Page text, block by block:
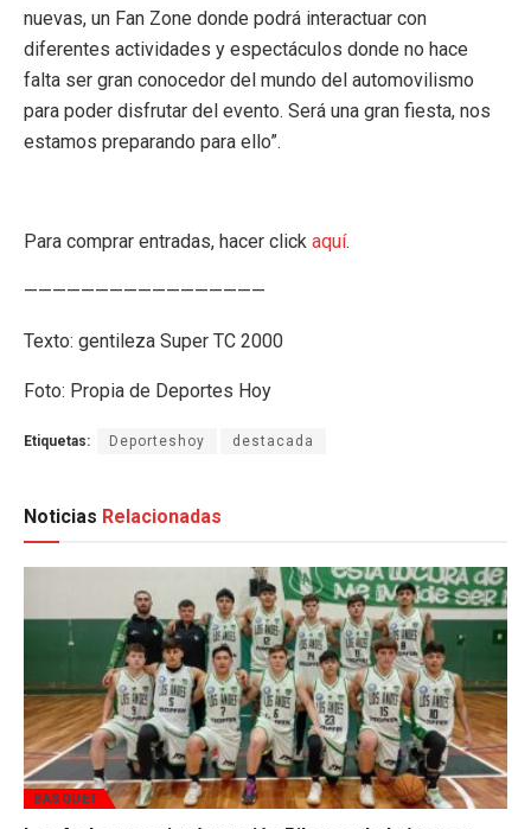
nuevas, un Fan Zone donde podrá interactuar con
diferentes actividades y espectáculos donde no hace
falta ser gran conocedor del mundo del automovilismo
para poder disfrutar del evento. Será una gran fiesta, nos
estamos preparando para ello”.
Para comprar entradas, hacer click aquí.
—————————————————
Texto: gentileza Super TC 2000
Foto: Propia de Deportes Hoy
Etiquetas: Deporteshoy destacada
Noticias Relacionadas
BÁSQUET